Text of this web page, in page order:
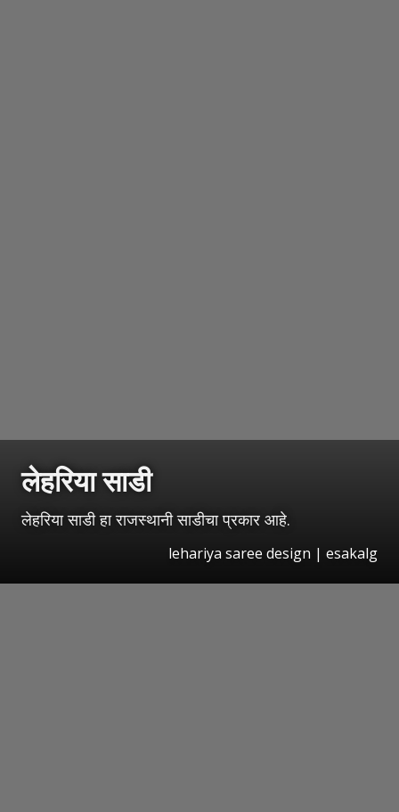
लेहरिया साडी
लेहरिया साडी हा राजस्थानी साडीचा प्रकार आहे.
lehariya saree design | esakalg